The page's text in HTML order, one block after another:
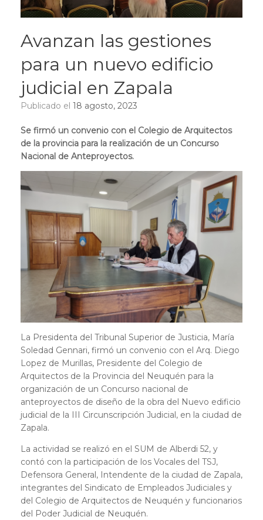
Avanzan las gestiones
para un nuevo edificio
judicial en Zapala
Publicado el 18 agosto, 2023
Se firmó un convenio con el Colegio de Arquitectos
de la provincia para la realización de un Concurso
Nacional de Anteproyectos.
La Presidenta del Tribunal Superior de Justicia, María
Soledad Gennari, firmó un convenio con el Arq. Diego
Lopez de Murillas, Presidente del Colegio de
Arquitectos de la Provincia del Neuquén para la
organización de un Concurso nacional de
anteproyectos de diseño de la obra del Nuevo edificio
judicial de la III Circunscripción Judicial, en la ciudad de
Zapala.
La actividad se realizó en el SUM de Alberdi 52, y
contó con la participación de los Vocales del TSJ,
Defensora General, Intendente de la ciudad de Zapala,
integrantes del Sindicato de Empleados Judiciales y
del Colegio de Arquitectos de Neuquén y funcionarios
del Poder Judicial de Neuquén.